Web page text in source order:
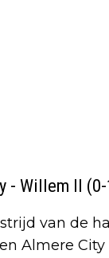
- Willem II
van de
Almere